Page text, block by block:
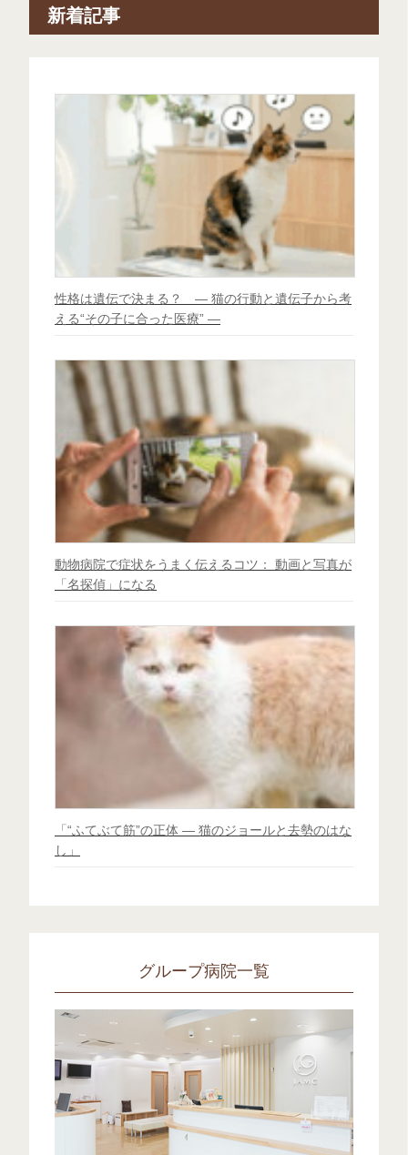
新着記事
性格は遺伝で決まる？ ― 猫の行動と遺伝子から考
える“その子に合った医療” ―
動物病院で症状をうまく伝えるコツ： 動画と写真が
「名探偵」になる
「“ふてぶて筋”の正体 ― 猫のジョールと去勢のはな
し」
グループ病院一覧